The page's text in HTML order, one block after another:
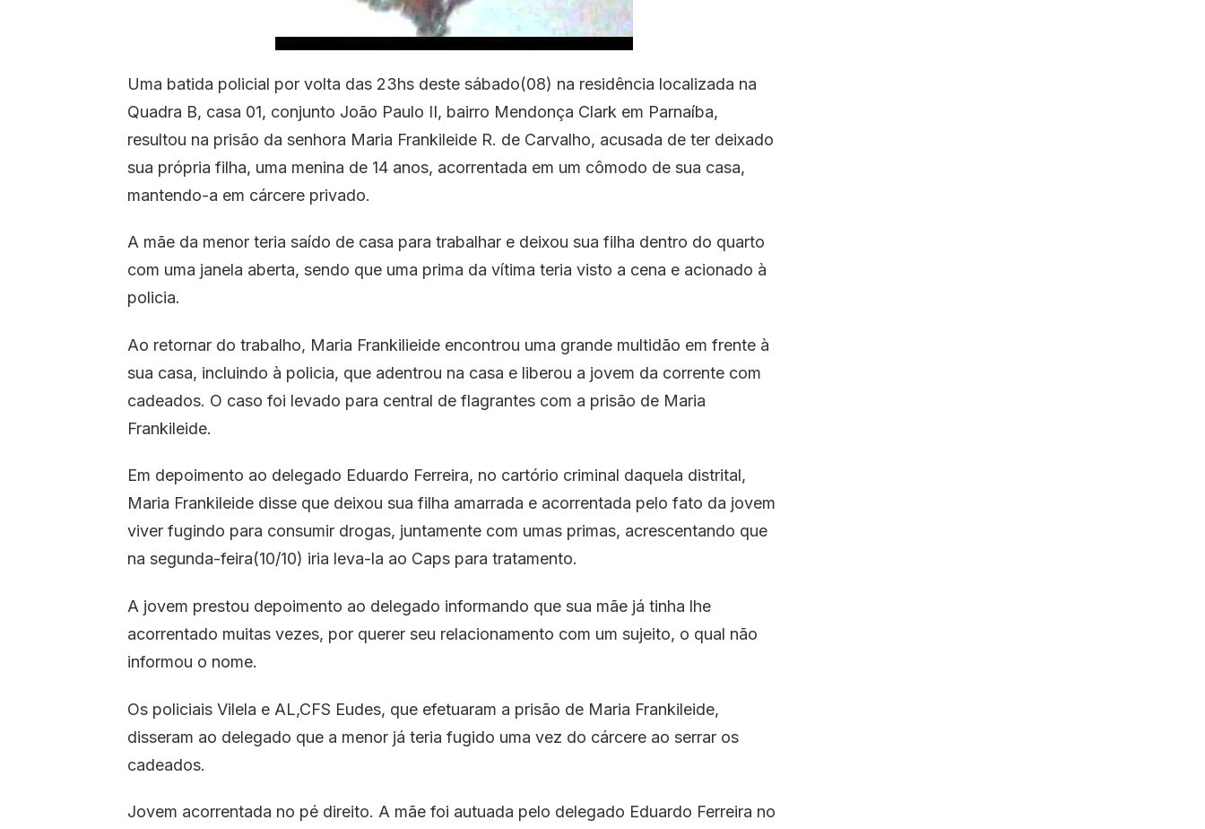
Uma batida policial por volta das 23hs deste sábado(08) na residência localizada na
Quadra B, casa 01, conjunto João Paulo II, bairro Mendonça Clark em Parnaíba,
resultou na prisão da senhora Maria Frankileide R. de Carvalho, acusada de ter deixado
sua própria filha, uma menina de 14 anos, acorrentada em um cômodo de sua casa,
mantendo-a em cárcere privado.
A mãe da menor teria saído de casa para trabalhar e deixou sua filha dentro do quarto
com uma janela aberta, sendo que uma prima da vítima teria visto a cena e acionado à
policia.
Ao retornar do trabalho, Maria Frankilieide encontrou uma grande multidão em frente à
sua casa, incluindo à policia, que adentrou na casa e liberou a jovem da corrente com
cadeados. O caso foi levado para central de flagrantes com a prisão de Maria
Frankileide.
Em depoimento ao delegado Eduardo Ferreira, no cartório criminal daquela distrital,
Maria Frankileide disse que deixou sua filha amarrada e acorrentada pelo fato da jovem
viver fugindo para consumir drogas, juntamente com umas primas, acrescentando que
na segunda-feira(10/10) iria leva-la ao Caps para tratamento.
A jovem prestou depoimento ao delegado informando que sua mãe já tinha lhe
acorrentado muitas vezes, por querer seu relacionamento com um sujeito, o qual não
informou o nome.
Os policiais Vilela e AL,CFS Eudes, que efetuaram a prisão de Maria Frankileide,
disseram ao delegado que a menor já teria fugido uma vez do cárcere ao serrar os
cadeados.
Jovem acorrentada no pé direito. A mãe foi autuada pelo delegado Eduardo Ferreira no